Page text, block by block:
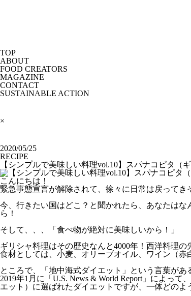
TOP
ABOUT
FOOD CREATORS
MAGAZINE
CONTACT
SUSTAINABLE ACTION
×
2020/05/25
RECIPE
【シンプルで美味しい料理vol.10】スパナコピタ（
こんにちは！
緊急事態宣言が解除されて、徐々に日常は戻って
今、行きたい国はどこ？と聞かれたら、あなたは
ら！
そして、、、「食べ物が絶対に美味しいから！」
ギリシャ料理はその歴史なんと4000年！西洋料理
食材としては、小麦、オリーブオイル、ワイン（
ところで、「地中海式ダイエット」という言葉があ
2019年1月に「U.S. News & World Report」によって、
エット）に選ばれたダイエットですが、一体どのよ